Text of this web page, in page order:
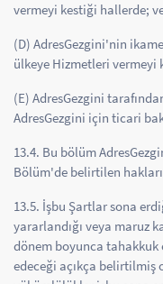
vermeyi kestiği hallerde;
(D) AdresGezgini'nin
ülkeye Hizmetleri vermeyi
(E) AdresGezgini
AdresGezgini için ticari
13.4. Bu bölüm
Bölüm'de belirtilen
13.5. İşbu Şartlar sona
yararlandığı veya maruz
dönem boyunca tahakkuk
edeceği açıkça